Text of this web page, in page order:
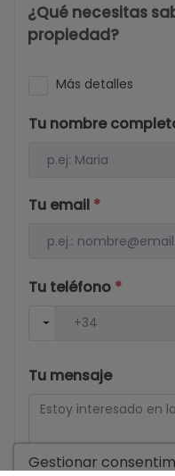
¿Qué necesitas
propiedad?
Más detalles
Tu nombre
Tu email *
Tu teléfono *
Tu mensaje
Gestionar